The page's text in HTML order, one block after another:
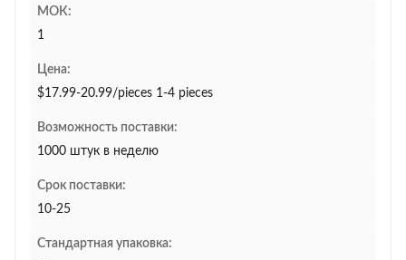
МОК:
1
Цена:
$17.99-20.99/pieces 1-4 pieces
Возможность поставки:
1000 штук в неделю
Срок поставки:
10-25
Стандартная упаковка: